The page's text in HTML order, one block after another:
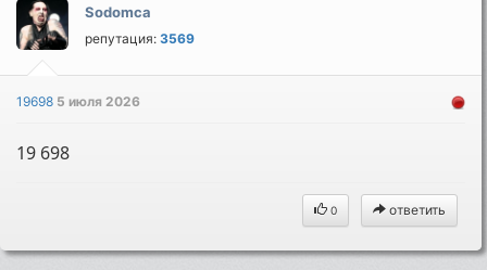
Sodomca
репутация:3569
19698 5 июля 2026
19 698
0 ответить